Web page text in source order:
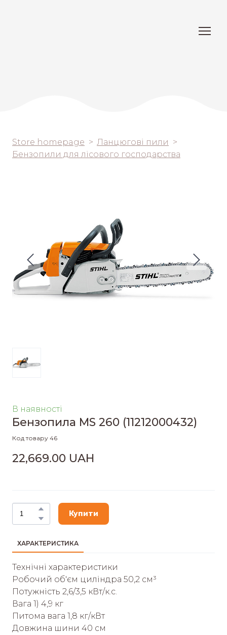
Store homepage
Ланцюгові пили
Бензопили для лісового господарства
В наявності
Бензопила MS 260 (11212000432)
Код товару 46
22,669.00 UAH
Купити
ХАРАКТЕРИСТИКА
Технічні характеристики
Pобочий об'єм циліндра 50,2 см³
Потужність 2,6/3,5 кВт/к.с.
Вага 1) 4,9 кг
Питома вага 1,8 кг/кВт
Довжина шини 40 см